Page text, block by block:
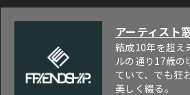
アーティスト
結成10年を超え
ルの通り17歳の
ていて、でも狂
美しく綴る。